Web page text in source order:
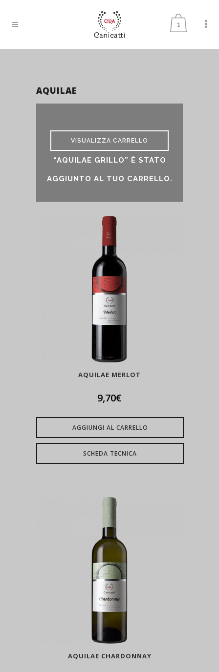
1
AQUILAE
VISUALIZZA CARRELLO
“AQUILAE GRILLO” È STATO
AGGIUNTO AL TUO CARRELLO.
AQUILAE MERLOT
9,70€
AGGIUNGI AL CARRELLO
SCHEDA TECNICA
AQUILAE CHARDONNAY